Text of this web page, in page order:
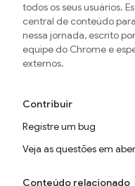
todos os seus usuários.
central de conteúdo
nessa jornada, escrito
equipe do Chrome e
externos.
Contribuir
Registre um bug
Veja as questões em
Conteúdo relacionado